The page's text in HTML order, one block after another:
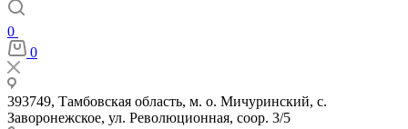
0
0
393749, Тамбовская область, м. о. Мичуринский, с.
Заворонежское, ул. Революционная, соор. 3/5